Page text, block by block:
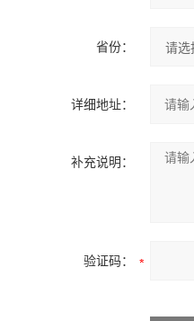
省份：
详细地址：
补充说明：
验证码：